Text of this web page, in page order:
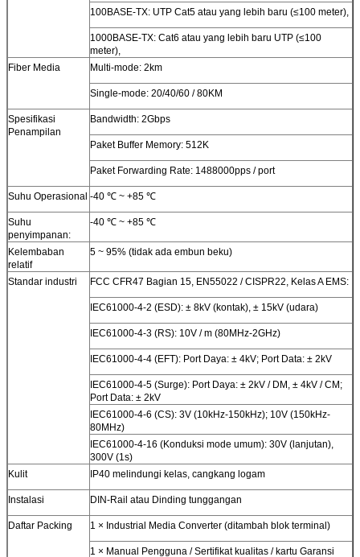
100BASE-TX: UTP Cat5 atau yang lebih baru (≤100 meter),
1000BASE-TX: Cat6 atau yang lebih baru UTP (≤100
meter),
Fiber Media
Multi-mode: 2km
Single-mode: 20/40/60 / 80KM
Spesifikasi
Penampilan
Bandwidth: 2Gbps
Paket Buffer Memory: 512K
Paket Forwarding Rate: 1488000pps / port
Suhu Operasional -40 ℃ ~ +85 ℃
Suhu
penyimpanan:
-40 ℃ ~ +85 ℃
Kelembaban
relatif
5 ~ 95% (tidak ada embun beku)
Standar industri FCC CFR47 Bagian 15, EN55022 / CISPR22, Kelas A EMS:
IEC61000-4-2 (ESD): ± 8kV (kontak), ± 15kV (udara)
IEC61000-4-3 (RS): 10V / m (80MHz-2GHz)
IEC61000-4-4 (EFT): Port Daya: ± 4kV; Port Data: ± 2kV
IEC61000-4-5 (Surge): Port Daya: ± 2kV / DM, ± 4kV / CM;
Port Data: ± 2kV
IEC61000-4-6 (CS): 3V (10kHz-150kHz); 10V (150kHz-
80MHz)
IEC61000-4-16 (Konduksi mode umum): 30V (lanjutan),
300V (1s)
Kulit
IP40 melindungi kelas, cangkang logam
Instalasi DIN-Rail atau Dinding tunggangan
Daftar Packing 1 × Industrial Media Converter (ditambah blok terminal)
1 × Manual Pengguna / Sertifikat kualitas / kartu Garansi